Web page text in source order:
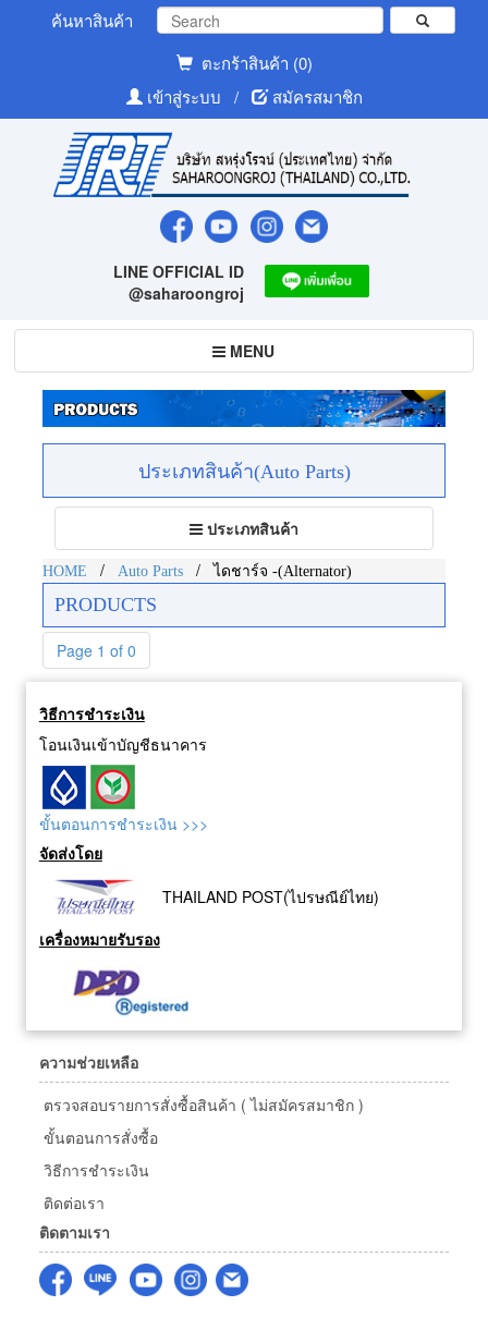
ค้นหาสินค้า
ตะกร้าสินค้า (0)
เข้าสู่ระบบ
/ สมัครสมาชิก
LINE OFFICIAL ID
@saharoongroj
Toggle
navigation
MENU
ประเภทสินค้า(Auto Parts)
Toggle
navigation
ประเภทสินค้า
HOME / Auto Parts / ไดชาร์จ -(Alternator)
PRODUCTS
Page 1 of 0
วิธีการชำระเงิน
โอนเงินเข้าบัญชีธนาคาร
ขั้นตอนการชำระเงิน >>>
จัดส่งโดย
THAILAND POST(ไปรษณีย์ไทย)
เครื่องหมายรับรอง
ความช่วยเหลือ
ตรวจสอบรายการสั่งซื้อสินค้า ( ไม่สมัครสมาชิก )
ขั้นตอนการสั่งซื้อ
วิธีการชำระเงิน
ติดต่อเรา
ติดตามเรา